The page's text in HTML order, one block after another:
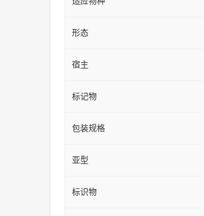
形态
宿主
标记物
包装规格
亚型
标识物